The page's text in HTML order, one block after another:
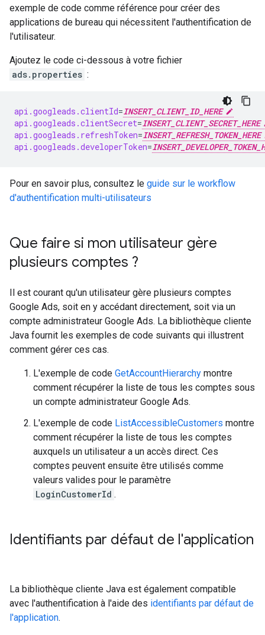
exemple de code comme référence pour créer des
applications de bureau qui nécessitent l'authentification de
l'utilisateur.
Ajoutez le code ci-dessous à votre fichier
ads.properties :
api.googleads.clientId=INSERT_CLIENT_ID_HERE
api.googleads.clientSecret=INSERT_CLIENT_SECRET_HERE
api.googleads.refreshToken=INSERT_REFRESH_TOKEN_HERE
api.googleads.developerToken=
Pour en savoir plus, consultez le guide sur le workflow
d'authentification multi-utilisateurs
Que faire si mon utilisateur gère
plusieurs comptes ?
Il est courant qu'un utilisateur gère plusieurs comptes
Google Ads, soit en y accédant directement, soit via un
compte administrateur Google Ads. La bibliothèque cliente
Java fournit les exemples de code suivants qui illustrent
comment gérer ces cas.
L'exemple de code GetAccountHierarchy montre
comment récupérer la liste de tous les comptes sous
un compte administrateur Google Ads.
L'exemple de code ListAccessibleCustomers montre
comment récupérer la liste de tous les comptes
auxquels un utilisateur a un accès direct. Ces
comptes peuvent ensuite être utilisés comme
valeurs valides pour le paramètre
LoginCustomerId .
Identifiants par défaut de l'application
La bibliothèque cliente Java est également compatible
avec l'authentification à l'aide des identifiants par défaut de
l'application.